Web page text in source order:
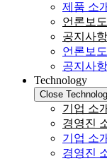
제품 소
언론보도
공지사항
언론보도
공지사항
Technology
Close
기업 소
경영진
기업 소
경영진